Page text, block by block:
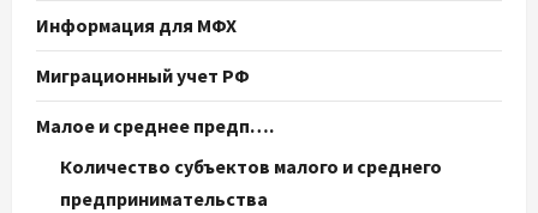
Информация для МФХ
Миграционный учет РФ
Малое и среднее предп….
Количество субъектов малого и среднего
предпринимательства